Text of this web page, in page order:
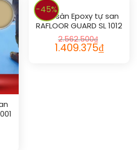
-45%
Sơn sàn Epoxy tự san
RAFLOOR GUARD SL 1012
2.562.500₫
1.409.375₫